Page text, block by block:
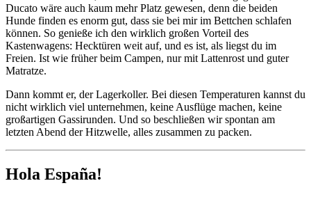
Ducato wäre auch kaum mehr Platz gewesen, denn die beiden
Hunde finden es enorm gut, dass sie bei mir im Bettchen schlafen
können. So genieße ich den wirklich großen Vorteil des
Kastenwagens: Hecktüren weit auf, und es ist, als liegst du im
Freien. Ist wie früher beim Campen, nur mit Lattenrost und guter
Matratze.
Dann kommt er, der Lagerkoller. Bei diesen Temperaturen kannst du
nicht wirklich viel unternehmen, keine Ausflüge machen, keine
großartigen Gassirunden. Und so beschließen wir spontan am
letzten Abend der Hitzwelle, alles zusammen zu packen.
Hola España!